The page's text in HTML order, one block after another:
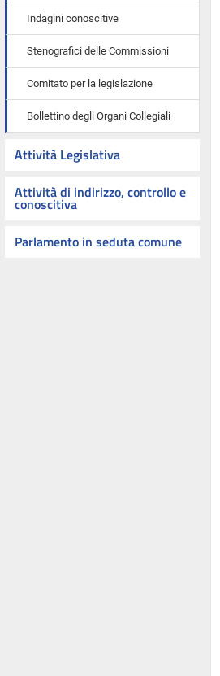
Indagini conoscitive
Stenografici delle Commissioni
Comitato per la legislazione
Bollettino degli Organi Collegiali
Attività Legislativa
Attività di indirizzo, controllo e
conoscitiva
Parlamento in seduta comune